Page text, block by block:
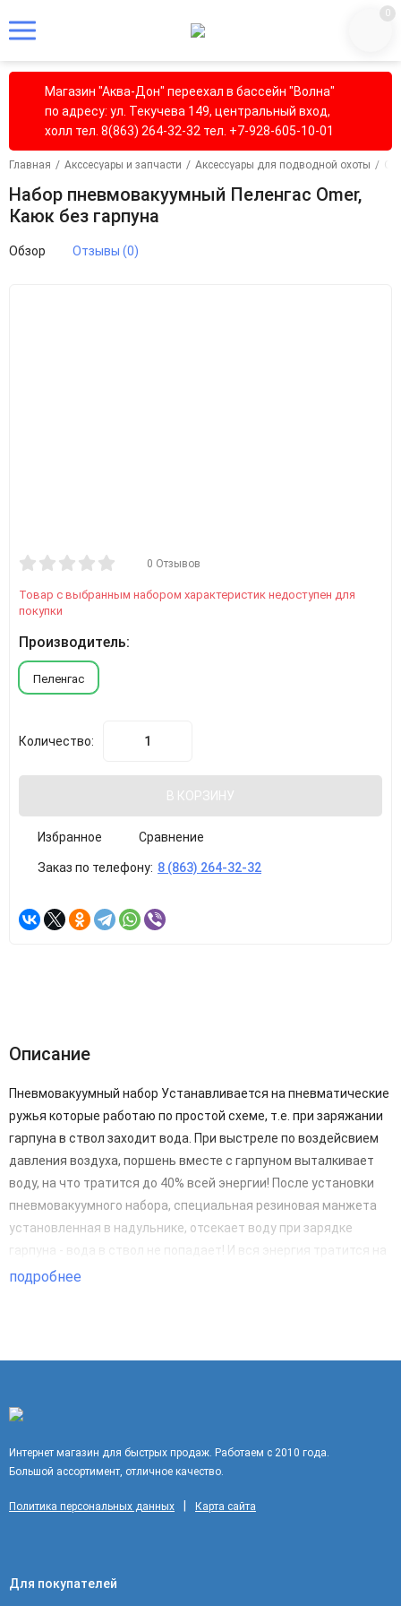
0
Магазин "Аква-Дон" переехал в бассейн "Волна"
по адресу: ул. Текучева 149, центральный вход,
холл тел. 8(863) 264-32-32 тел. +7-928-605-10-01
Главная / Акссесуары и запчасти / Аксессуары для подводной охоты /
Набор пневмовакуумный Пеленгас Omer,
Каюк без гарпуна
Обзор Отзывы (0)
0 Отзывов
Товар с выбранным набором характеристик недоступен для
покупки
Производитель:
Пеленгас
Количество:
В КОРЗИНУ
Избранное Сравнение
Заказ по телефону: 8 (863) 264-32-32
Описание
Пневмовакуумный набор Устанавливается на пневматические
ружья которые работаю по простой схеме, т.е. при заряжании
гарпуна в ствол заходит вода. При выстреле по воздейсвием
давления воздуха, поршень вместе с гарпуном выталкивает
воду, на что тратится до 40% всей энергии! После установки
пневмовакуумного набора, специальная резиновая манжета
установленная в надульнике, отсекает воду при зарядке
гарпуна - вода в ствол не попадает! И вся энергия тратится на
выброс гарпуна, т.е. повышается КПД ружья. Эта технология
подробнее
Интернет магазин для быстрых продаж. Работаем с 2010 года.
Большой ассортимент, отличное качество.
Политика персональных данных Карта сайта
Для покупателей